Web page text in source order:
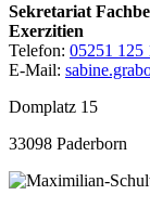
Sekretariat
Exerzitien
Telefon: 05251 125
E-Mail:
Domplatz 15
33098 Paderborn